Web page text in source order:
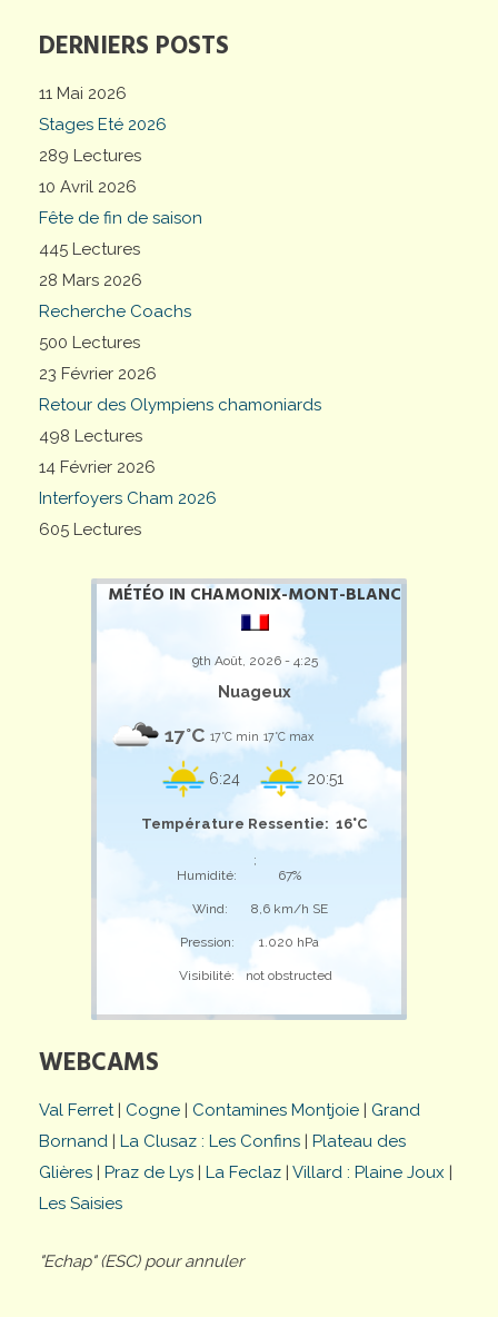
DERNIERS POSTS
11 Mai 2026
Stages Eté 2026
289 Lectures
10 Avril 2026
Fête de fin de saison
445 Lectures
28 Mars 2026
Recherche Coachs
500 Lectures
23 Février 2026
Retour des Olympiens chamoniards
498 Lectures
14 Février 2026
Interfoyers Cham 2026
605 Lectures
MÉTÉO IN CHAMONIX-MONT-BLANC
9th Août, 2026 - 4:25
Nuageux
17°C 17°C min 17°C max
6:24 20:51
Température Ressentie: 16°C
;
Humidité:
67%
Wind: 8,6 km/h SE
Pression: 1.020 hPa
Visibilité: not obstructed
WEBCAMS
Val Ferret| Cogne | Contamines Montjoie | Grand
Bornand | La Clusaz : Les Confins | Plateau des
Glières | Praz de Lys | La Feclaz | Villard : Plaine Joux |
Les Saisies
"Echap" (ESC) pour annuler